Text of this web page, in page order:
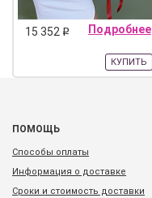
15 352 q Подробнее
КУПИТЬ
ПОМОЩЬ
Способы оплаты
Информация о доставке
Сроки и стоимость доставки